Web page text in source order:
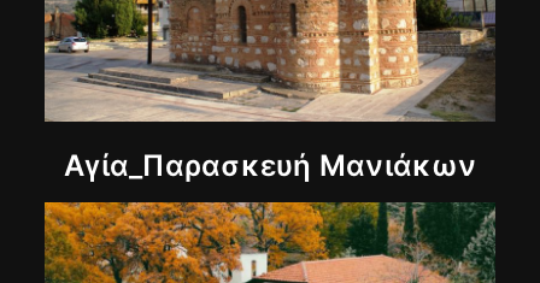
Αγία_Παρασκευή Μανιάκων